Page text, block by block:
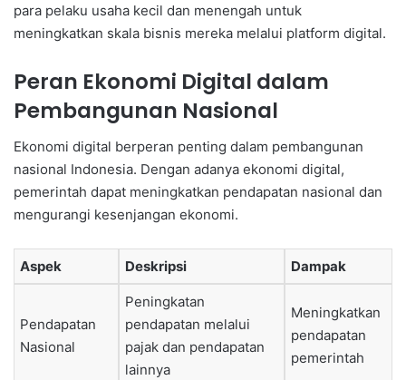
para pelaku usaha kecil dan menengah untuk
meningkatkan skala bisnis mereka melalui platform digital.
Peran Ekonomi Digital dalam
Pembangunan Nasional
Ekonomi digital berperan penting dalam pembangunan
nasional Indonesia. Dengan adanya ekonomi digital,
pemerintah dapat meningkatkan pendapatan nasional dan
mengurangi kesenjangan ekonomi.
Aspek Deskripsi Dampak
Pendapatan
Nasional
Peningkatan
pendapatan melalui
pajak dan pendapatan
lainnya
Meningkatkan
pendapatan
pemerintah